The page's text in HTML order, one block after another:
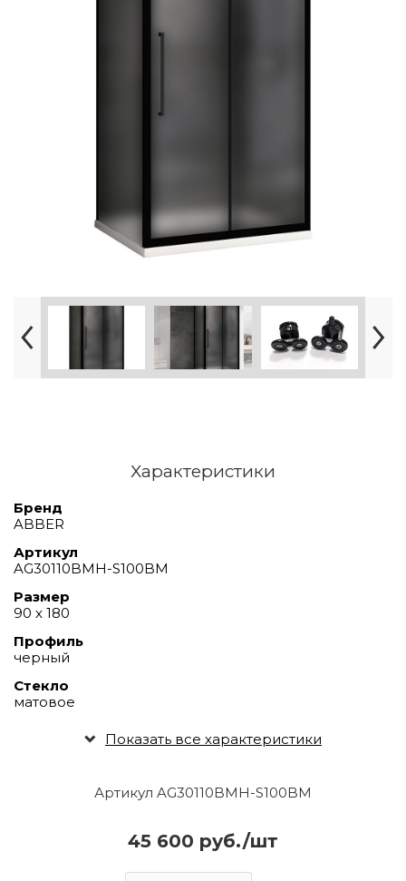
Артикул AG30110BMH-S100BM
45 600 руб./шт
Характеристики
Бренд
ABBER
Артикул
AG30110BMH-S100BM
Размер
90 х 180
Профиль
черный
Стекло
матовое
Показать все характеристики